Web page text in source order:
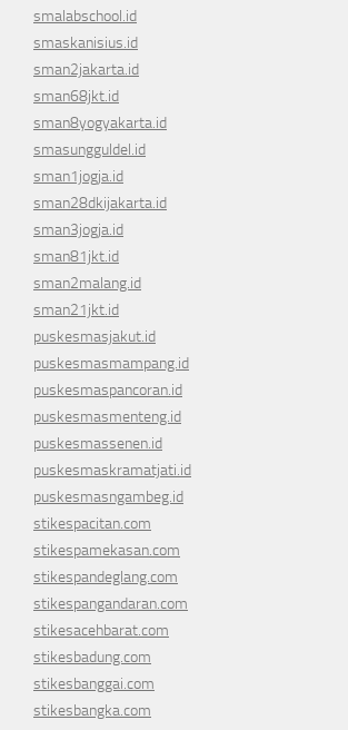
smalabschool.id
smaskanisius.id
sman2jakarta.id
sman68jkt.id
sman8yogyakarta.id
smasungguldel.id
sman1jogja.id
sman28dkijakarta.id
sman3jogja.id
sman81jkt.id
sman2malang.id
sman21jkt.id
puskesmasjakut.id
puskesmasmampang.id
puskesmaspancoran.id
puskesmasmenteng.id
puskesmassenen.id
puskesmaskramatjati.id
puskesmasngambeg.id
stikespacitan.com
stikespamekasan.com
stikespandeglang.com
stikespangandaran.com
stikesacehbarat.com
stikesbadung.com
stikesbanggai.com
stikesbangka.com